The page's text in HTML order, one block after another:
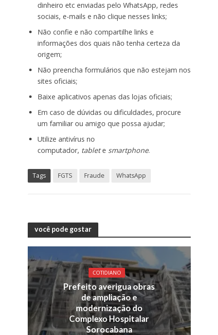
dinheiro etc enviadas pelo WhatsApp, redes
sociais, e-mails e não clique nesses links;
Não confie e não compartilhe links e
informações dos quais não tenha certeza da
origem;
Não preencha formulários que não estejam nos
sites oficiais;
Baixe aplicativos apenas das lojas oficiais;
Em caso de dúvidas ou dificuldades, procure
um familiar ou amigo que possa ajudar;
Utilize antivírus no
computador, tablete smartphone.
Tags FGTS Fraude WhatsApp
você pode gostar
COTIDIANO
Prefeito averigua obras
de ampliação e
modernização do
Complexo Hospitalar
Sorocabana